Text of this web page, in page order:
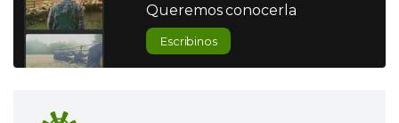
Queremos conocerla
Escribinos